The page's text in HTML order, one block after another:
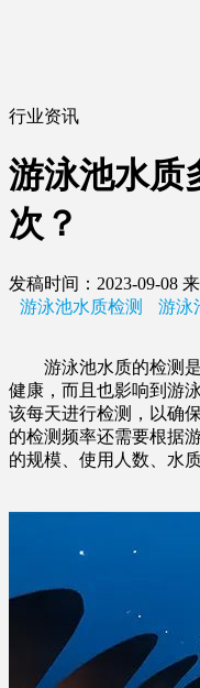
行业资讯
游泳池水质
次？
发稿时间：2023-09-08
游泳池水质检测
游泳
游泳池水质的检测是
健康，而且也影响到游
该每天进行检测，以确
的检测频率还需要根据
的规模、使用人数、水质